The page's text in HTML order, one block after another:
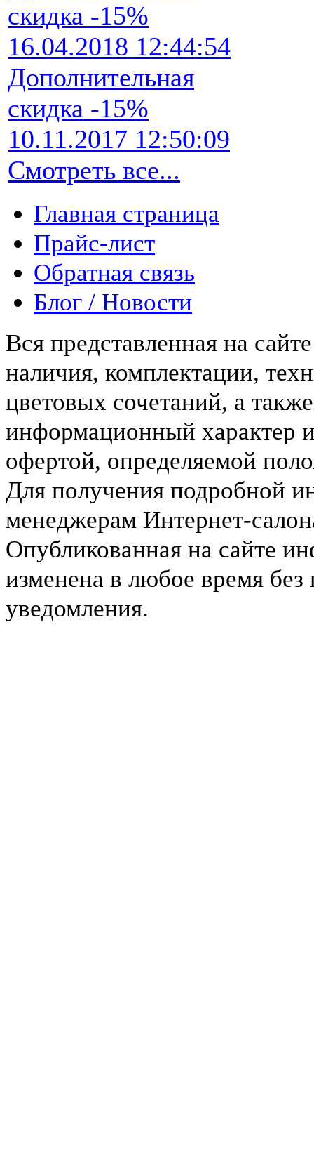
скидка -15%
16.04.2018 12:44:54
Дополнительная
скидка -15%
10.11.2017 12:50:09
Смотреть все...
Главная страница
Прайс-лист
Обратная связь
Блог / Новости
Вся представленная на
наличия, комплектации,
цветовых сочетаний, а
информационный характер
офертой, определяемой
Для получения подробной
менеджерам Интернет-
Опубликованная на сайте
изменена в любое время без
уведомления.